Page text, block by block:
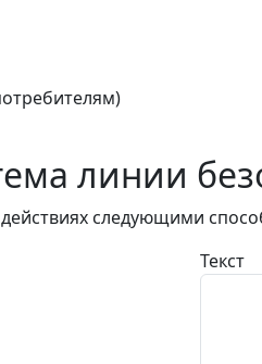
линии
следующими
Текст